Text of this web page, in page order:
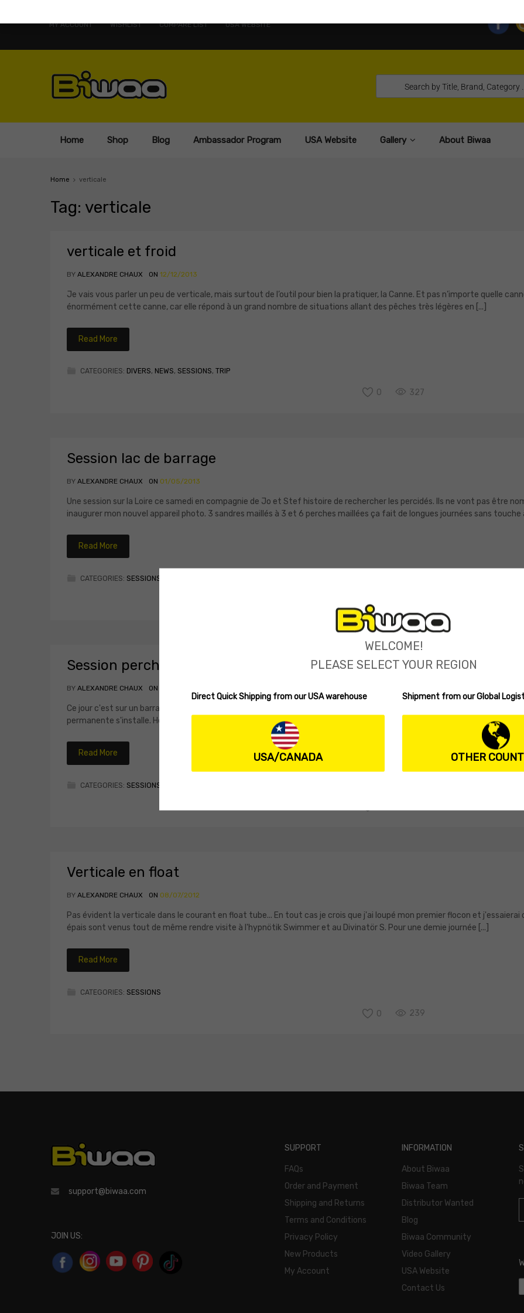
MY ACCOUNT WISHLIST COMPARE LIST USA WEBSITE
Home Shop Blog Ambassador Program USA Website Gallery About Biwaa
Home verticale
Tag: verticale
verticale et froid
BY ALEXANDRE CHAUX ON 12/12/2013
Je vais vous parler un peu de verticale, mais surtout de l’outil pour bien la pratiquer, la Canne. Et pas n’importe quelle
énormément cette canne, car elle répond à un grand nombre de situations allant des pêches très légères en [...]
Read More
CATEGORIES: DIVERS, NEWS, SESSIONS, TRIP
0 327
Session lac de barrage
BY ALEXANDRE CHAUX ON 01/05/2013
Une session sur la Loire ce samedi en compagnie de Jo et Stef histoire de rechercher les percidés. Ils ne vont pas être
inaugurer mon nouvel appareil photo. 3 sandres maillés à 3 et 6 perches maillées ça fait de longues journées sans touche
Read More
CATEGORIES: SESSIONS
Session perche
BY ALEXANDRE CHAUX ON
Ce jour c'est sur un barrage de Loire que nous nous étions retrouvé avec Stéphane. Les températures ont chuté, le
permanente s'installe. Heureusement nous n'avons pas vraiment de vent et nous pouvons commencer par des dérives
Read More
CATEGORIES: SESSIONS
Verticale en float
BY ALEXANDRE CHAUX ON 08/07/2012
Pas évident la verticale dans le courant en float tube... En tout cas je crois que j'ai loupé mon premier flocon et j'essaierai
épais sont venus tout de même rendre visite à l'hypnötik Swimmer et au Divinatör S. Pour une demie journée [...]
Read More
CATEGORIES: SESSIONS
0 239
support@biwaa.com
JOIN US:
SUPPORT
FAQs
Order and Payment
Shipping and Returns
Terms and Conditions
Privacy Policy
New Products
My Account
INFORMATION
About Biwaa
Biwaa Team
Distributor Wanted
Blog
Biwaa Community
Video Gallery
USA Website
Contact Us
WELCOME!
PLEASE SELECT YOUR REGION
Direct Quick Shipping from our USA warehouse
USA/CANADA
Shipment from our Global
OTHER